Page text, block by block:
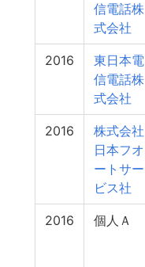
信電話株
式会社
2016
東日本電
信電話株
式会社
2016
株式会社
日本フオ
ートサー
ビス社
2016 個人Ａ